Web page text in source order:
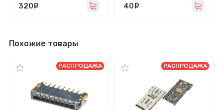
320 40
Похожие товары
РАСПРОДАЖА РАСПРОДАЖА